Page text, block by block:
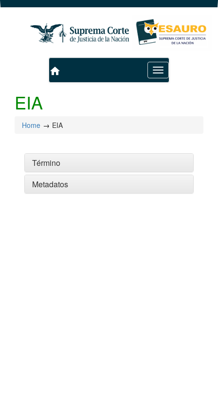
Toggle
navigation
home
EIA
Home EIA
Término
Metadatos